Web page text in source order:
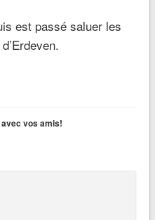
est passé saluer les
vos amis!